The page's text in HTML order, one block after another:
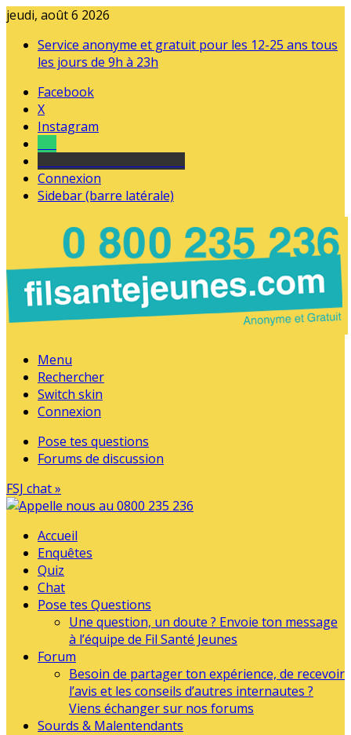
jeudi, août 6 2026
Service anonyme et gratuit pour les 12-25 ans tous
les jours de 9h à 23h
Facebook
X
Instagram
Connexion
Sidebar (barre latérale)
Menu
Rechercher
Switch skin
Connexion
Pose tes questions
Forums de discussion
FSJ chat »
Accueil
Enquêtes
Quiz
Chat
Pose tes Questions
Une question, un doute ? Envoie ton message
à l’équipe de Fil Santé Jeunes
Forum
Besoin de partager ton expérience, de recevoir
l’avis et les conseils d’autres internautes ?
Viens échanger sur nos forums
Sourds & Malentendants